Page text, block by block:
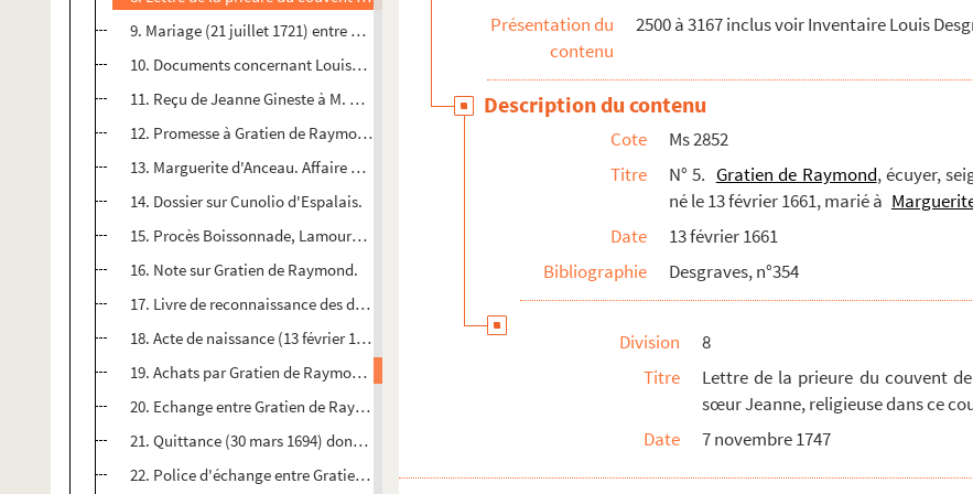
9. Mariage (21 juillet 1721) entre Marthe de Raymond, fille de Gratien de Raymond et de Marguerite Ance...
10. Documents concernant Louise de Raymond, fille de Gratien de Raymond et de Marguerite Anceau 1745-174...
11. Reçu de Jeanne Gineste à M. de Raymond (16 juin 1652).
12. Promesse à Gratien de Raymond et à Jean Florimont de Raymond, son fils (17 avril 1697).
13. Marguerite d'Anceau. Affaire de Sainte-Livrade (s.d.).
14. Dossier sur Cunolio d'Espalais.
15. Procès Boissonnade, Lamouroux et Régade (XVIIe-XVIIIe).
16. Note sur Gratien de Raymond.
17. Livre de reconnaissance des dettes de Gratien de Raymond, affaire Roussanne (11 août 1688).
18. Acte de naissance (13 février 1661) de Gratien de Raymond.
19. Achats par Gratien de Raymond (22 mai et 3 novembre 1693).
20. Echange entre Gratien de Raymond et les religieuses du Port-Sainte-Marie (21 novembre 1693).
21. Quittance (30 mars 1694) donnée à Gratien de Raymond par Jacques de Lavassière, trésorier général de...
22. Police d'échange entre Gratien de Raymond et le sieur Barbe, bourgeois au Port-Sainte-Marie (12 déce...
Présentation du
contenu
2500 à 3167 inclus voir Inventaire Louis
Description du contenu
Cote
Ms 2852
Titre
N° 5. Gratien de Raymond, écuyer,
né le 13 février 1661, marié à
Date
13 février 1661
Bibliographie
Desgraves, n°354
Division
8
Titre
Lettre de la prieure du couvent
sœur Jeanne, religieuse dans ce
Date
7 novembre 1747